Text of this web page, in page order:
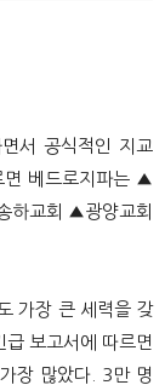
서 공식적인 지교
면 베드로지파는 ▲
교회 ▲광양교회
가장 큰 세력을 갖
보고서에 따르면
장 많았다. 3만 명